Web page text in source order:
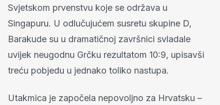
Svjetskom prvenstvu koje se održava u
Singapuru. U odlučujućem susretu skupine D,
Barakude su u dramatičnoj završnici svladale
uvijek neugodnu Grčku rezultatom 10:9, upisavši
treću pobjedu u jednako toliko nastupa.
Utakmica je započela nepovoljno za Hrvatsku –